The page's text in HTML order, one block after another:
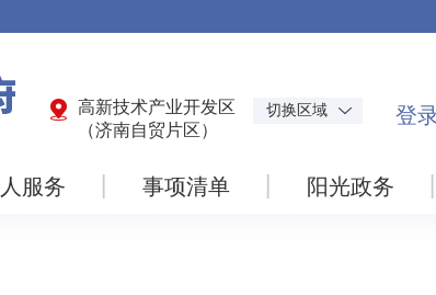
高新技术产业开发区
（济南自贸片区）
切换区域
服务 事项清单 阳光政务